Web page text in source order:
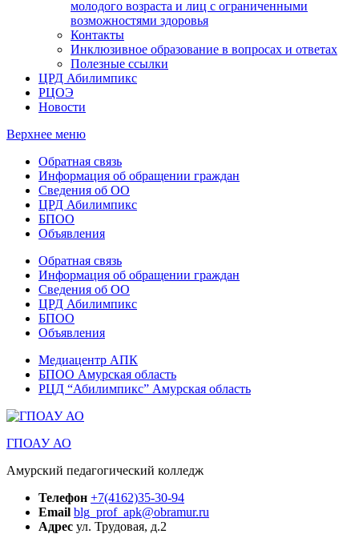
молодого возраста и лиц с ограниченными
возможностями здоровья
Контакты
Инклюзивное образование в вопросах и ответах
Полезные ссылки
ЦРД Абилимпикс
РЦОЭ
Новости
Верхнее меню
Обратная связь
Информация об обращении граждан
Сведения об ОО
ЦРД Абилимпикс
БПОО
Объявления
Обратная связь
Информация об обращении граждан
Сведения об ОО
ЦРД Абилимпикс
БПОО
Объявления
Медиацентр АПК
БПОО Амурская область
РЦД “Абилимпикс” Амурская область
ГПОАУ АО
Амурский педагогический колледж
Телефон +7(4162)35-30-94
Email blg_prof_apk@obramur.ru
Адрес ул. Трудовая, д.2